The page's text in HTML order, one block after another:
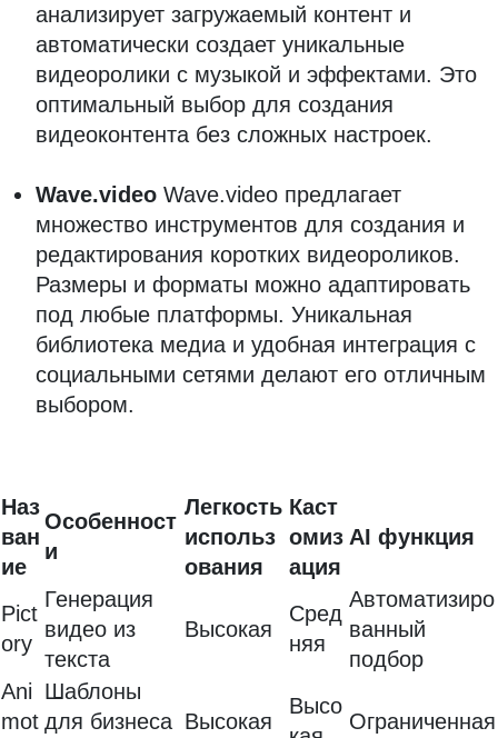
анализирует загружаемый контент и
автоматически создает уникальные
видеоролики с музыкой и эффектами. Это
оптимальный выбор для создания
видеоконтента без сложных настроек.
Wave.video Wave.video предлагает
множество инструментов для создания и
редактирования коротких видеороликов.
Размеры и форматы можно адаптировать
под любые платформы. Уникальная
библиотека медиа и удобная интеграция с
социальными сетями делают его отличным
выбором.
Наз
ван
ие
Особенност
и
Легкость
использ
ования
Каст
омиз
ация
AI функция
Pict
ory
Генерация
видео из
текста
Высокая
Сред
няя
Автоматизиро
ванный
подбор
Ani
mot
Шаблоны
для бизнеса Высокая
Высо
Ограниченная